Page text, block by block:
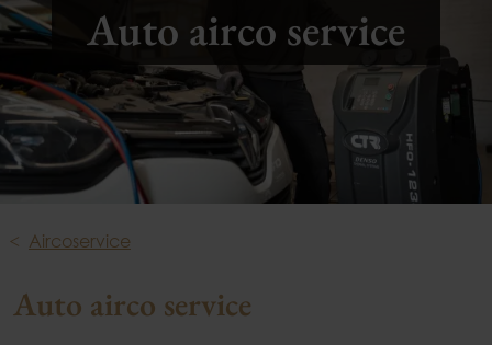
Auto airco service
Aircoservice
Auto airco service